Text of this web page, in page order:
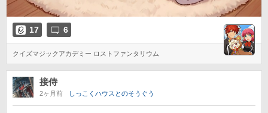
17 6
クイズマジックアカデミー ロストファンタリウム
接侍
2ヶ月前 しっこくハウスとのそうぐう